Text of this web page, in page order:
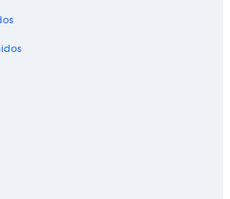
Lugar de Nacimiento de Andrew